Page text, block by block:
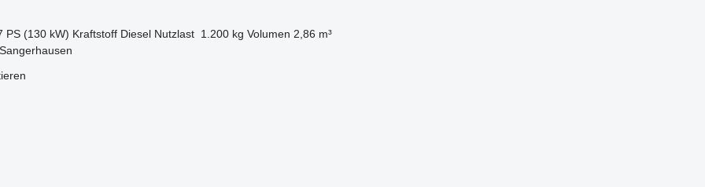
PS (130 kW) Kraftstoff Diesel Nutzlast 1.200 kg Volumen 2,86 m³